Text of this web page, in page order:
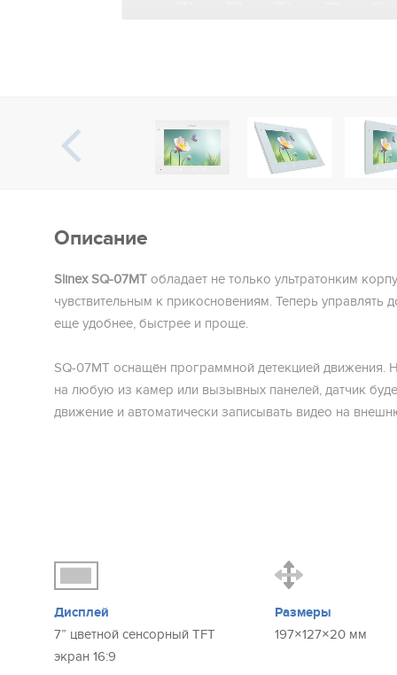
Описание
Slinex SQ-07MTобладает не только ультратонким
чувствительным к прикосновениям. Теперь управлять
еще удобнее, быстрее и проще.
SQ-07MT оснащён программной детекцией движения.
на любую из камер или вызывных панелей, датчик
движение и автоматически записывать видео на
Дисплей
7” цветной сенсорный TFT
экран 16:9
Размеры
197×127×20 мм